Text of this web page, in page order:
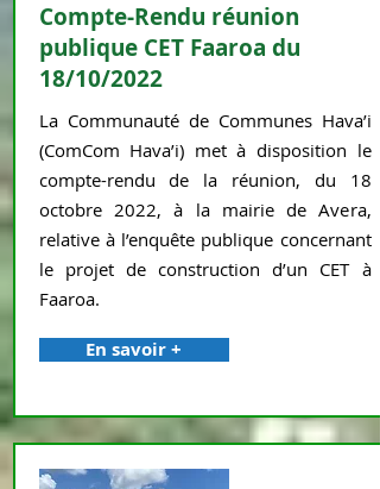
Compte-Rendu réunion
publique CET Faaroa du
18/10/2022
La Communauté de Communes Hava’i
(ComCom Hava’i) met à disposition le
compte-rendu de la réunion, du 18
octobre 2022, à la mairie de Avera,
relative à l’enquête publique concernant
le projet de construction d’un CET à
Faaroa.
En savoir +